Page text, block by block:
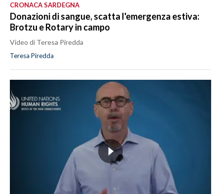
CRONACA SARDEGNA
Donazioni di sangue, scatta l'emergenza estiva:
Brotzu e Rotary in campo
Video di Teresa Piredda
Teresa Piredda